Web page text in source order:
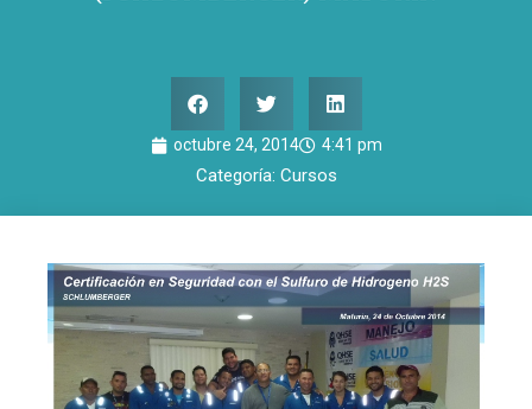
octubre 24, 2014 4:41 pm
Categoría: Cursos